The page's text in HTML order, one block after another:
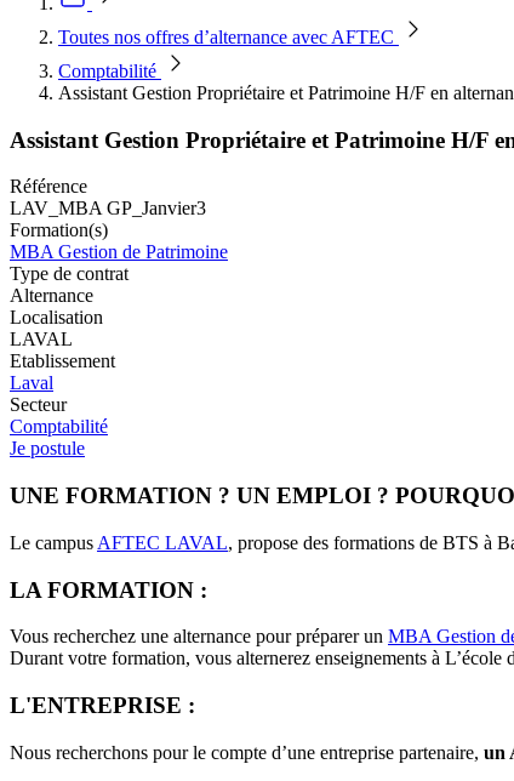
Toutes nos offres d’alternance avec AFTEC
Comptabilité
Assistant Gestion Propriétaire et Patrimoine H/F en
Assistant Gestion Propriétaire et Patrimoine H/F
Référence
LAV_MBA GP_Janvier3
Formation(s)
MBA Gestion de Patrimoine
Type de contrat
Alternance
Localisation
LAVAL
Etablissement
Laval
Secteur
Comptabilité
Je postule
UNE FORMATION ? UN EMPLOI ?
Le campus AFTEC LAVAL, propose des formations de BTS à
LA FORMATION :
Vous recherchez une alternance pour préparer un MBA Gestion
Durant votre formation, vous alternerez enseignements à
L'ENTREPRISE :
Nous recherchons pour le compte d’une entreprise partenaire, un